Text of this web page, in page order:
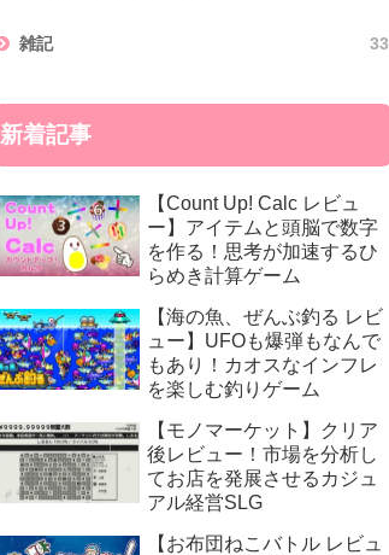
雑記 33
新着記事
【Count Up! Calc レビュ
ー】アイテムと頭脳で数字
を作る！思考が加速するひ
らめき計算ゲーム
【海の魚、ぜんぶ釣る レビ
ュー】UFOも爆弾もなんで
もあり！カオスなインフレ
を楽しむ釣りゲーム
【モノマーケット】クリア
後レビュー！市場を分析し
てお店を発展させるカジュ
アル経営SLG
【お布団ねこバトル レビュ